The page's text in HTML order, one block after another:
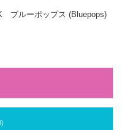
ブルーポップス (Bluepops)